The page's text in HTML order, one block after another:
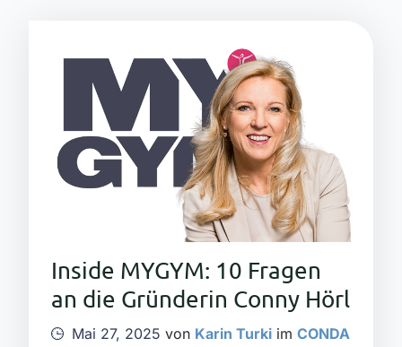
Inside MYGYM: 10 Fragen
an die Gründerin Conny Hörl
Mai 27, 2025 von Karin Turki im CONDA